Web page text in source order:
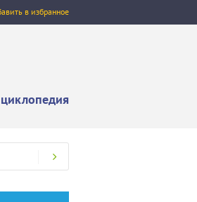
в избранное